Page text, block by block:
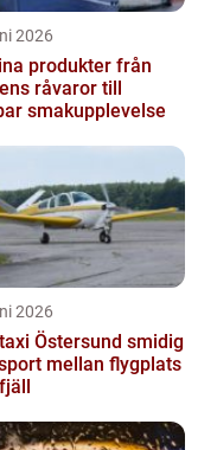
2026
produkter från
råvaror till
smakupplevelse
2026
Östersund smidig
mellan flygplats